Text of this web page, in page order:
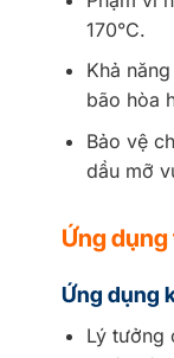
170°C.
Khả
bão hòa
Bảo vệ
dầu mỡ
Ứng
Ứng dụng
Lý tưởng